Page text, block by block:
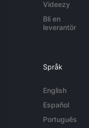
Videezy
Bli en
leverantör
Språk
English
Español
Português